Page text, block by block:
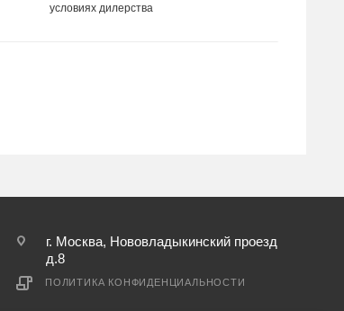
условиях дилерства
г. Москва, Нововладыкинский проезд
д.8
ПОЛИТИКА КОНФИДЕНЦИАЛЬНОСТИ